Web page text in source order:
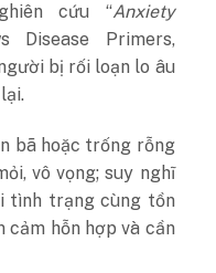
cứu “Anxiety
Disease Primers,
bị rối loạn lo âu
bã hoặc trống rỗng
vô vọng; suy nghĩ
tình trạng cùng tồn
cảm hỗn hợp và cần